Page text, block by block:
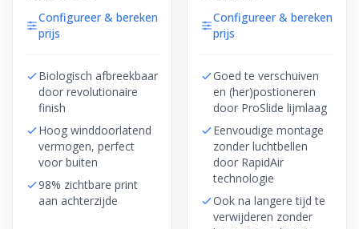
Configureer & bereken
prijs
Biologisch afbreekbaar
door revolutionaire
finish
Hoog winddoorlatend
vermogen, perfect
voor buiten
98% zichtbare print
aan achterzijde
Configureer & bereken
prijs
Goed te verschuiven
en (her)postioneren
door ProSlide lijmlaag
Eenvoudige montage
zonder luchtbellen
door RapidAir
technologie
Ook na langere tijd te
verwijderen zonder